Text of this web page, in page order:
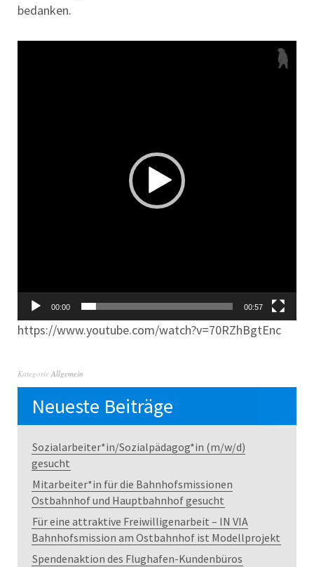
bedanken.
00:00 00:57
https://www.youtube.com/watch?v=70RZhBgtEnc
Kategorie Allgemein
Neueste Beiträge
Sozialarbeiter*in/Sozialpädagog*in (m/w/d)
gesucht
Mitarbeiter*in für die Bahnhofsmissionen
Ostbahnhof und Hauptbahnhof gesucht
Für eine attraktive Freiwilligenarbeit – IN VIA
Bahnhofsmission am Ostbahnhof ist Modellprojekt
Spendenaktion des Flughafen-Kundenbüros